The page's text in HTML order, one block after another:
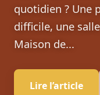
quotidien ? Une
difficile, une
Maison de...
Lire l’article